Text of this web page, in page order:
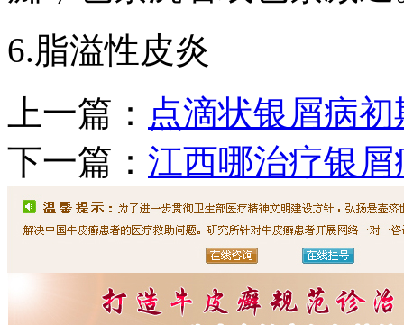
6.脂溢性皮炎
上一篇： 点滴状银屑病初
下一篇： 江西哪治疗银屑